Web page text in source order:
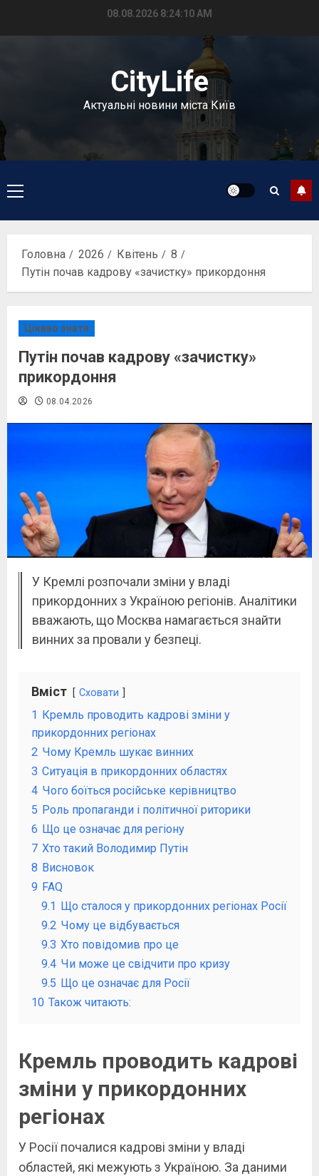
08.08.2026 8:24:10 AM
CityLife
Актуальні новини міста Київ
Головне
меню
Головна 2026 Квітень
8
Путін почав кадрову «зачистку» прикордоння
Цікаво знати
Путін почав кадрову «зачистку»
прикордоння
08.04.2026
У Кремлі розпочали зміни у владі
прикордонних з Україною регіонів. Аналітики
вважають, що Москва намагається знайти
винних за провали у безпеці.
Вміст Сховати
1 Кремль проводить кадрові зміни у
прикордонних регіонах
2 Чому Кремль шукає винних
3 Ситуація в прикордонних областях
4 Чого боїться російське керівництво
5 Роль пропаганди і політичної риторики
6 Що це означає для регіону
7 Хто такий Володимир Путін
8 Висновок
9 FAQ
9.1 Що сталося у прикордонних регіонах Росії
9.2 Чому це відбувається
9.3 Хто повідомив про це
9.4 Чи може це свідчити про кризу
9.5 Що це означає для Росії
10 Також читають:
Кремль проводить кадрові
зміни у прикордонних
регіонах
У Росії почалися кадрові зміни у владі
областей, які межують з Україною. За даними